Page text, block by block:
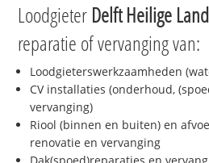
Loodgieter Delft Heilige Land
reparatie of vervanging van:
Loodgieterswerkzaamheden
CV installaties (onderhoud,
vervanging)
Riool (binnen en buiten) en
renovatie en vervanging